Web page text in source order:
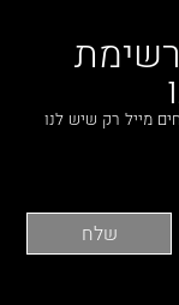
מייל רק שיש לנו